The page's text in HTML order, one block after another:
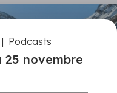
| Podcasts
novembre